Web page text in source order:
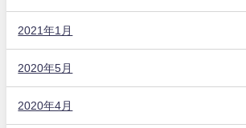
2021年1月
2020年5月
2020年4月